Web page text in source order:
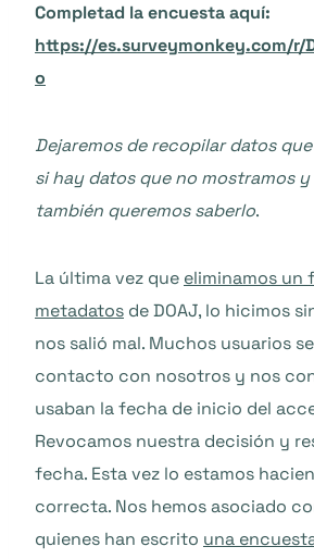
Completad la encuesta aquí:
https://es.surveymonkey.com/r/
o
Dejaremos de recopilar datos
si hay datos que no mostramos
también queremos saberlo.
La última vez que eliminamos un
metadatos de DOAJ, lo hicimos
nos salió mal. Muchos usuarios
contacto con nosotros y nos
usaban la fecha de inicio del
Revocamos nuestra decisión y
fecha. Esta vez lo estamos
correcta. Nos hemos asociado
quienes han escrito una